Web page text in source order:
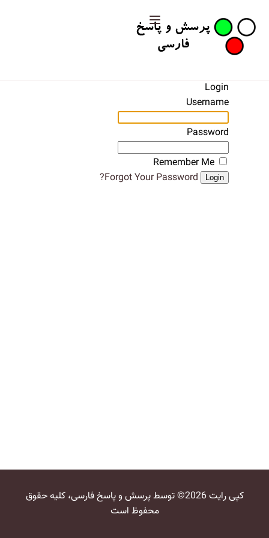
Login
Username
Password
Remember Me
Login
Forgot Your Password?
کپی رایت 2026© توسط پرسش و پاسخ فارسی، کلیه حقوق
محفوظ است